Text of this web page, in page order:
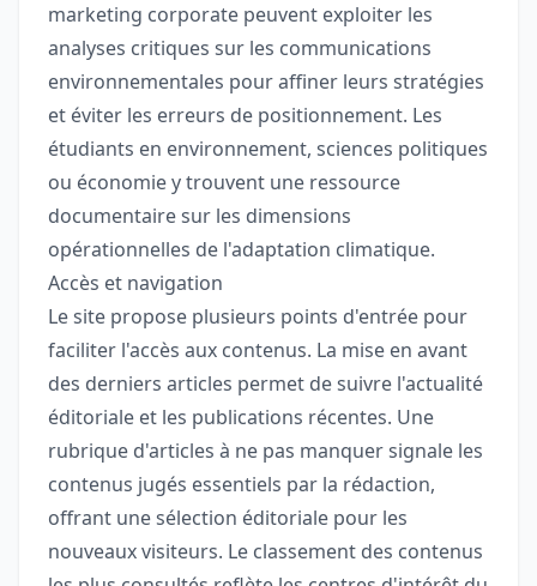
marketing corporate peuvent exploiter les
analyses critiques sur les communications
environnementales pour affiner leurs stratégies
et éviter les erreurs de positionnement. Les
étudiants en environnement, sciences politiques
ou économie y trouvent une ressource
documentaire sur les dimensions
opérationnelles de l'adaptation climatique.
Accès et navigation
Le site propose plusieurs points d'entrée pour
faciliter l'accès aux contenus. La mise en avant
des derniers articles permet de suivre l'actualité
éditoriale et les publications récentes. Une
rubrique d'articles à ne pas manquer signale les
contenus jugés essentiels par la rédaction,
offrant une sélection éditoriale pour les
nouveaux visiteurs. Le classement des contenus